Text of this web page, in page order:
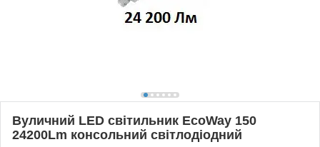
Вуличний LED світильник EcoWay 150
24200Lm консольний світлодіодний